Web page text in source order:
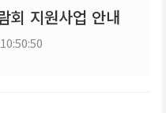
회 지원사업 안내